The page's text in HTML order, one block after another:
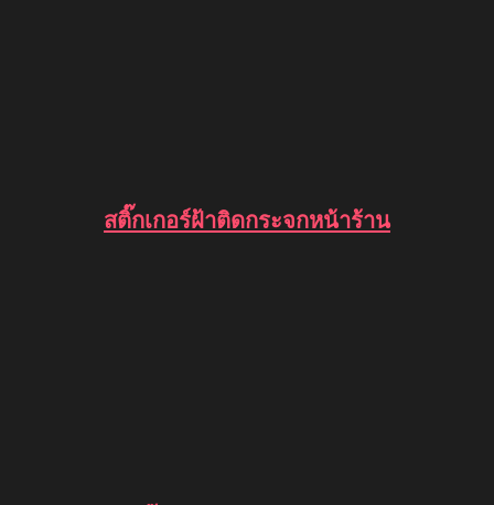
สติ๊กเกอร์ฝ้าติดกระจกหน้าร้าน